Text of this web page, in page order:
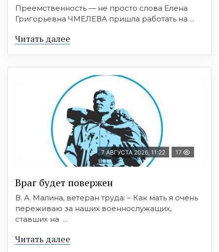
Преемственность — не просто слова Елена
Григорьевна ЧМЕЛЕВА пришла работать на ...
Читать далее
7 АВГУСТА 2026, 11:22 17
Враг будет повержен
В. А. Малина, ветеран труда: – Как мать я очень
переживаю за наших военнослужащих,
ставших на ...
Читать далее